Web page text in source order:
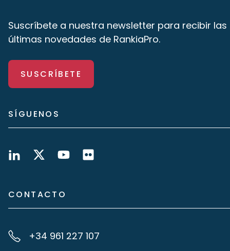
Suscríbete a nuestra newsletter para recibir las
últimas novedades de RankiaPro.
SUSCRÍBETE
SÍGUENOS
CONTACTO
+34 961 227 107